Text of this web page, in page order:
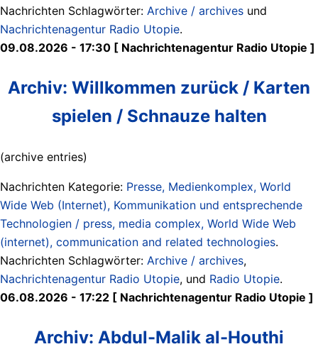
Nachrichten Schlagwörter: Archive / archives und
Nachrichtenagentur Radio Utopie.
09.08.2026 - 17:30 [ Nachrichtenagentur Radio Utopie ]
Archiv: Willkommen zurück / Karten
spielen / Schnauze halten
(archive entries)
Nachrichten Kategorie: Presse, Medienkomplex, World
Wide Web (Internet), Kommunikation und entsprechende
Technologien / press, media complex, World Wide Web
(internet), communication and related technologies.
Nachrichten Schlagwörter: Archive / archives,
Nachrichtenagentur Radio Utopie, und Radio Utopie.
06.08.2026 - 17:22 [ Nachrichtenagentur Radio Utopie ]
Archiv: Abdul-Malik al-Houthi